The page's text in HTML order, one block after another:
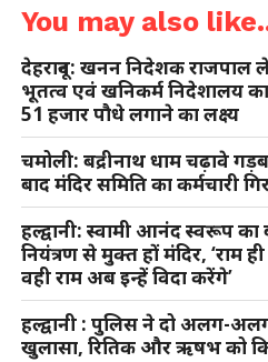
You may also
देहरादून: खनन निदेशक राजपाल
भूतत्व एवं खनिकर्म निदेशालय
51 हजार पौधे लगाने का लक्ष्य
चमोली: बद्रीनाथ धाम चढ़ावे
बाद मंदिर समिति का कर्मचारी
हल्द्वानी: स्वामी आनंद स्वरूप का
नियंत्रण से मुक्त हों मंदिर, ‘राम
वही राम अब इन्हें विदा करेंगे’
हल्द्वानी : पुलिस ने दो अलग-
खुलासा, रितिक और ऋषभ को